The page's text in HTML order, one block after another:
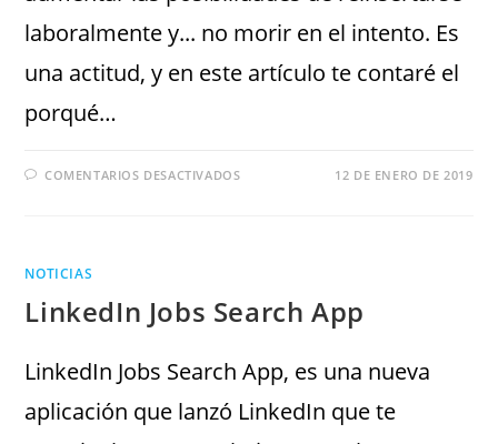
laboralmente y... no morir en el intento. Es
una actitud, y en este artículo te contaré el
porqué…
COMENTARIOS DESACTIVADOS 12 DE ENERO DE 2019
NOTICIAS
LinkedIn Jobs Search App
LinkedIn Jobs Search App, es una nueva
aplicación que lanzó LinkedIn que te